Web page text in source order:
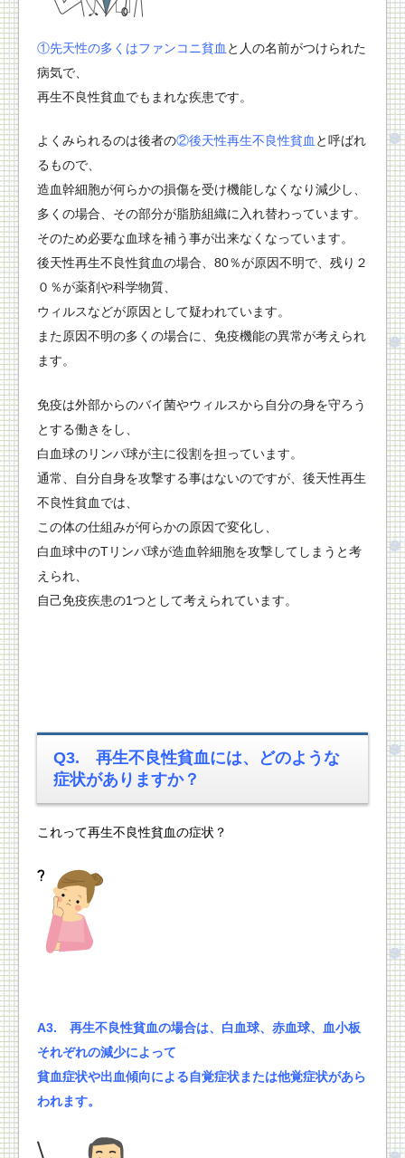
①先天性の多くはファンコニ貧血 と人の名前がつけられた
病気で、
再生不良性貧血でもまれな疾患です。
よくみられるのは後者の②後天性再生不良性貧血 と呼ばれ
るもので、
造血幹細胞が何らかの損傷を受け機能しなくなり減少し、
多くの場合、その部分が脂肪組織に入れ替わっています。
そのため必要な血球を補う事が出来なくなっています。
後天性再生不良性貧血の場合、80％が原因不明で、残り２
０％が薬剤や科学物質、
ウィルスなどが原因として疑われています。
また原因不明の多くの場合に、免疫機能の異常が考えられ
ます。
免疫は外部からのバイ菌やウィルスから自分の身を守ろう
とする働きをし、
白血球のリンパ球が主に役割を担っています。
通常、自分自身を攻撃する事はないのですが、後天性再生
不良性貧血では、
この体の仕組みが何らかの原因で変化し、
白血球中のTリンパ球が造血幹細胞を攻撃してしまうと考
えられ、
自己免疫疾患の1つとして考えられています。
Q3.再生不良性貧血には、 どのような
症状がありますか？
これって再生不良性貧血の症状？
A3. 再生不良性貧血の場合は、 白血球、赤血球、血小板
それぞれの減少によって
貧血症状や出血傾向による自覚症状または他覚症状があら
われます。